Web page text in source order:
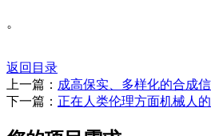
。
返回目录
上一篇： 成高保实、多样化的合成
下一篇： 正在人类伦理方面机械人